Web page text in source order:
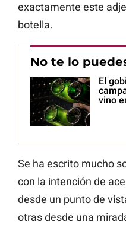
exactamente este
botella.
No te lo
El
vino
Se ha escrito mucho
con la intención de
desde un punto de
otras desde una